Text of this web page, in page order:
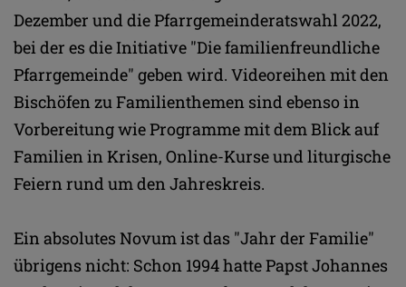
Dezember und die Pfarrgemeinderatswahl 2022,
bei der es die Initiative "Die familienfreundliche
Pfarrgemeinde" geben wird. Videoreihen mit den
Bischöfen zu Familienthemen sind ebenso in
Vorbereitung wie Programme mit dem Blick auf
Familien in Krisen, Online-Kurse und liturgische
Feiern rund um den Jahreskreis.
Ein absolutes Novum ist das "Jahr der Familie"
übrigens nicht: Schon 1994 hatte Papst Johannes